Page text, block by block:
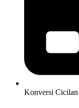
Konversi Cicilan